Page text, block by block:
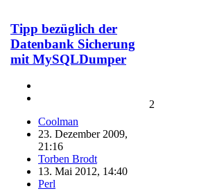
Tipp bezüglich der
Datenbank Sicherung
mit MySQLDumper
Coolman
23. Dezember 2009,
21:16
Torben Brodt
13. Mai 2012, 14:40
Perl
2